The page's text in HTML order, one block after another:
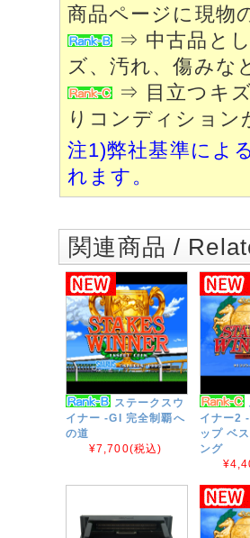
商品ページに現物
⇒ 中古品とし
ズ、汚れ、傷みな
⇒ 目立つキズ
りコンディション
注1)弊社基準によ
れます。
関連商品 /
ステークスウ
イナー -GI 完全制覇へ
の道
¥7,700(税込)
イナー2
ップ ベ
ング